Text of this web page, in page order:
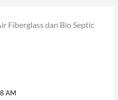
Fiberglass dan Bio Septic
AM